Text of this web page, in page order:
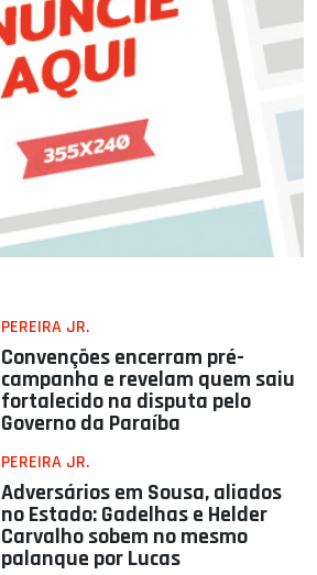
PEREIRA JR.
Convenções encerram pré-
campanha e revelam quem saiu
fortalecido na disputa pelo
Governo da Paraíba
PEREIRA JR.
Adversários em Sousa, aliados
no Estado: Gadelhas e Helder
Carvalho sobem no mesmo
palanque por Lucas